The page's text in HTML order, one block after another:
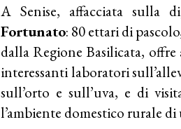
A Senise, affacciata sulla
Fortunato: 80 ettari di
dalla Regione Basilicata,
interessanti laboratori
sull’orto e sull’uva, e di
l’ambiente domestico rurale